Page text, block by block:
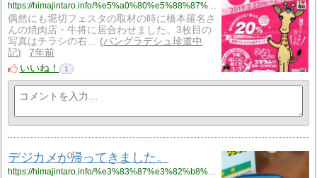
https://himajintaro.info/%e5%a0%80%e5%88%87%e3%83%95%e3%82%a7%e3%82%b9%e3%82%bf%e5%a7%8b%e3%81%be%e3%82%8b%e3%80%82/
偶然にも堀切フェスタの取材の時に橋本羅名さ
んの焼肉店・牛将に居合わせました。3枚目の
写真はチラシの右…
バングラデシュ珍道中
記
7年前
いいね！
1
デジカメが帰ってきました。
https://himajintaro.info/%e3%83%87%e3%82%b8%e3%82%ab%e3%83%a1%e3%81%8c%e5%b8%b0%e3%81%a3%e3%81%a6%e3%81%8d%e3%81%be%e3%81%97%e3%81%9f%e3%80%82/